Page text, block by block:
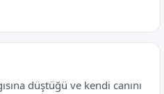
düştüğü ve kendi canını